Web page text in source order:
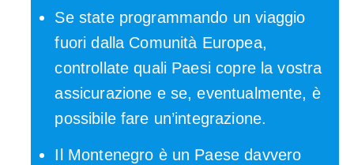
Se state programmando un viaggio
fuori dalla Comunità Europea,
controllate quali Paesi copre la vostra
assicurazione e se, eventualmente, è
possibile fare un’integrazione.
Il Montenegro è un Paese davvero